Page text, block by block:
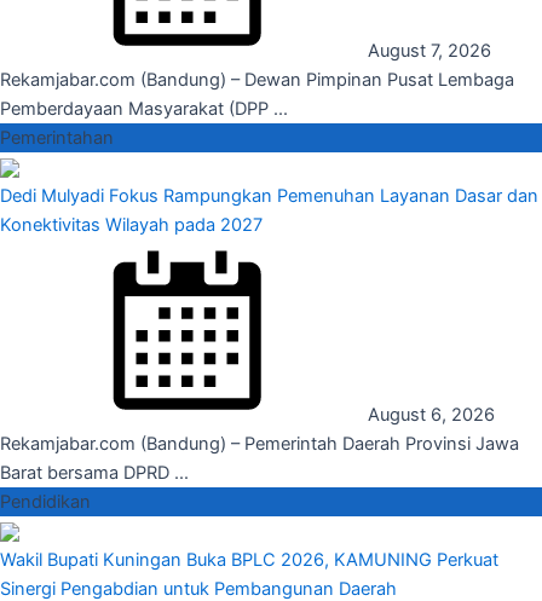
August 7, 2026
Rekamjabar.com (Bandung) – Dewan Pimpinan Pusat Lembaga
Pemberdayaan Masyarakat (DPP ...
Pemerintahan
Dedi Mulyadi Fokus Rampungkan Pemenuhan Layanan Dasar dan
Konektivitas Wilayah pada 2027
August 6, 2026
Rekamjabar.com (Bandung) – Pemerintah Daerah Provinsi Jawa
Barat bersama DPRD ...
Pendidikan
Wakil Bupati Kuningan Buka BPLC 2026, KAMUNING Perkuat
Sinergi Pengabdian untuk Pembangunan Daerah